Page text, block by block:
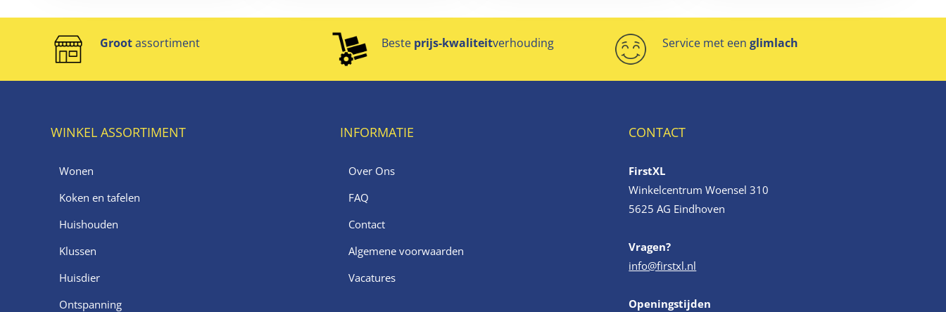
Grootassortiment Beste prijs-kwaliteitverhouding Service met eenglimlach
WINKEL ASSORTIMENT
Wonen
Koken en tafelen
Huishouden
Klussen
Huisdier
Ontspanning
INFORMATIE
Over Ons
FAQ
Contact
Algemene voorwaarden
Vacatures
CONTACT
FirstXL
Winkelcentrum Woensel 310
5625 AG Eindhoven
Vragen?
info@firstxl.nl
Openingstijden